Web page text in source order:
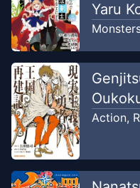
Chapter1
AgenScans
Yaru
Action,